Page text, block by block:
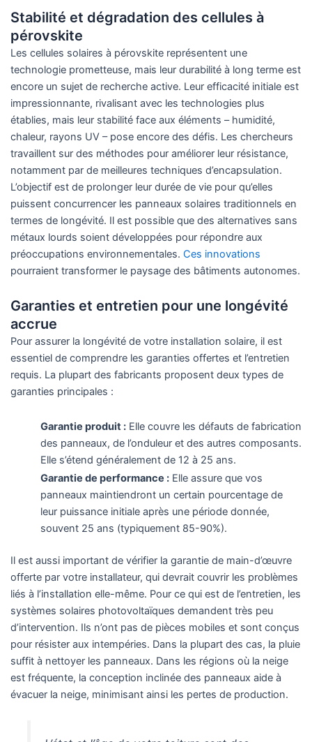
Stabilité et dégradation des cellules à
pérovskite
Les cellules solaires à pérovskite représentent une
technologie prometteuse, mais leur durabilité à long terme est
encore un sujet de recherche active. Leur efficacité initiale est
impressionnante, rivalisant avec les technologies plus
établies, mais leur stabilité face aux éléments – humidité,
chaleur, rayons UV – pose encore des défis. Les chercheurs
travaillent sur des méthodes pour améliorer leur résistance,
notamment par de meilleures techniques d’encapsulation.
L’objectif est de prolonger leur durée de vie pour qu’elles
puissent concurrencer les panneaux solaires traditionnels en
termes de longévité. Il est possible que des alternatives sans
métaux lourds soient développées pour répondre aux
préoccupations environnementales. Ces innovations
pourraient transformer le paysage des bâtiments autonomes.
Garanties et entretien pour une longévité
accrue
Pour assurer la longévité de votre installation solaire, il est
essentiel de comprendre les garanties offertes et l’entretien
requis. La plupart des fabricants proposent deux types de
garanties principales :
Garantie produit : Elle couvre les défauts de fabrication
des panneaux, de l’onduleur et des autres composants.
Elle s’étend généralement de 12 à 25 ans.
Garantie de performance : Elle assure que vos
panneaux maintiendront un certain pourcentage de
leur puissance initiale après une période donnée,
souvent 25 ans (typiquement 85-90%).
Il est aussi important de vérifier la garantie de main-d’œuvre
offerte par votre installateur, qui devrait couvrir les problèmes
liés à l’installation elle-même. Pour ce qui est de l’entretien, les
systèmes solaires photovoltaïques demandent très peu
d’intervention. Ils n’ont pas de pièces mobiles et sont conçus
pour résister aux intempéries. Dans la plupart des cas, la pluie
suffit à nettoyer les panneaux. Dans les régions où la neige
est fréquente, la conception inclinée des panneaux aide à
évacuer la neige, minimisant ainsi les pertes de production.